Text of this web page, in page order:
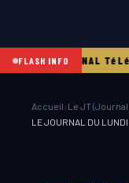
FLASH INFO
LE JT (JOURNAL
Accueil › Le JT
LE JOURNAL DU